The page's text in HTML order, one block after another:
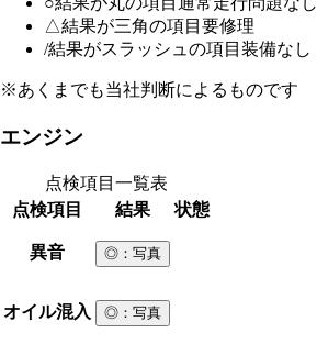
△結果が三角の項目 要修理
/結果がスラッシュの項目 装備なし
※あくまでも当社判断によるものです
エンジン
点検項目一覧表
点検項目
結果 状態
異音 ◎ ：写真
オイル混入 ◎ ：写真